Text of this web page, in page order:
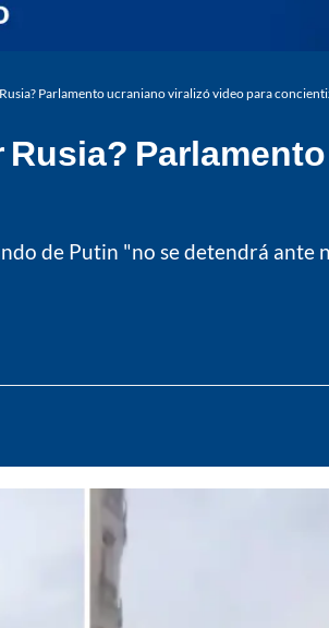
Parlamento ucraniano viralizó video para
de Putin "no se detendrá